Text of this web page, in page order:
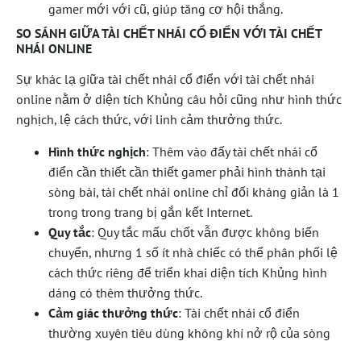
gamer mới với cũ, giúp tăng cơ hội thắng.
SO SÁNH GIỮA TÀI CHẾT NHÁI CỔ ĐIỂN VỚI TÀI CHẾT
NHÁI ONLINE
Sự khác lạ giữa tài chết nhái cổ điển với tài chết nhái
online nằm ở diện tích Khủng câu hỏi cũng như hình thức
nghịch, lệ cách thức, với linh cảm thưởng thức.
Hình thức nghịch: Thêm vào đấy tài chết nhái cổ
điển cần thiết cần thiết gamer phải hình thành tại
sòng bài, tài chết nhái online chỉ đối kháng giản là 1
trong trong trang bị gắn kết Internet.
Quy tắc: Quy tắc mấu chốt vẫn được không biến
chuyển, nhưng 1 số ít nhà chiếc có thể phân phối lệ
cách thức riêng để triển khai diện tích Khủng hình
dáng có thêm thưởng thức.
Cảm giác thưởng thức: Tài chết nhái cổ điển
thường xuyên tiêu dùng không khí nở rộ của sòng